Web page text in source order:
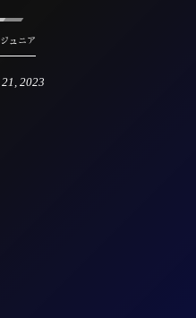
ジュニア
21 ,2023